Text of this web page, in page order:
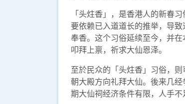
「头炷香」，是香港人的新春
要依赖已入道道长的推举，导
奉香。这个习俗延续至今，并
叩拜上禀，祈求大仙恩泽。
至於民众的「头炷香」习俗，
朝大殿方向礼拜大仙。後来几
期大仙祠经济条件有限，人手